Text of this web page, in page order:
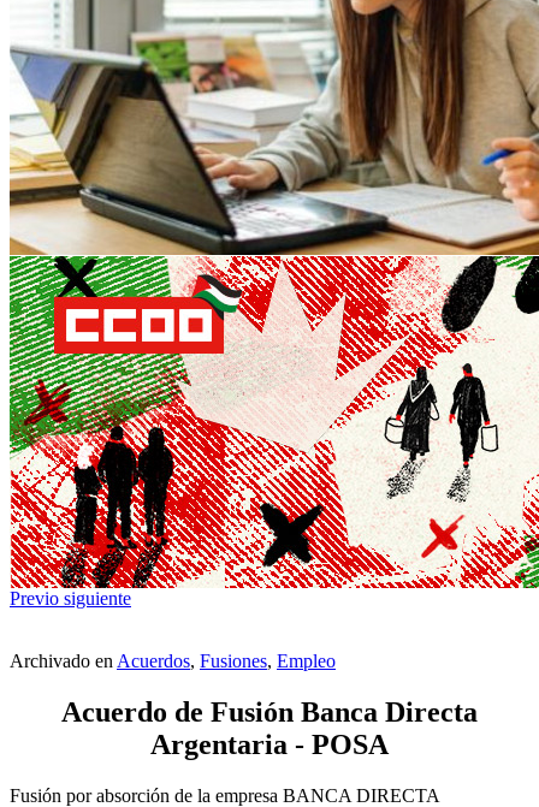
Previo siguiente
Archivado enAcuerdos, Fusiones, Empleo
Acuerdo de Fusión Banca Directa
Argentaria - POSA
Fusión por absorción de la empresa BANCA DIRECTA